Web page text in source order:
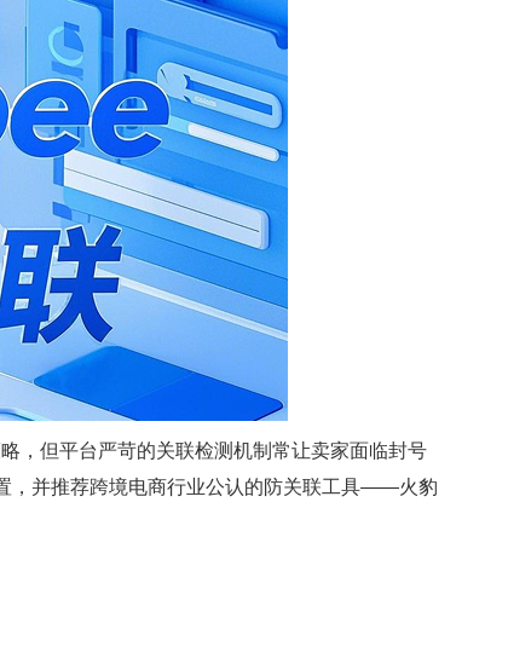
但平台严苛的关联检测机制常让卖家面临封号
，并推荐跨境电商行业公认的防关联工具——火豹